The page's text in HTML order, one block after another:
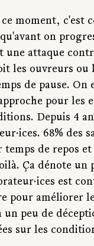
moment, c'est
on
une attaque
les ouvreurs
de pause. On
pour les
Depuis 4
68% des
de repos et
Ça dénote un
est
pour améliorer
peu de
sur les